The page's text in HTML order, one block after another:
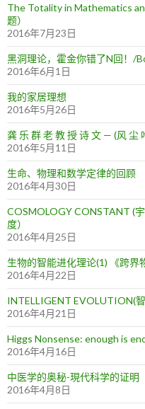
The Totality in Mathematics
题）
2016年7月23日
黑洞理论，霍金你错了N回！/
2016年6月1日
我的家居理想
2016年5月26日
龚 乐 群 老 教 授 诗 文 — (风 尘
2016年5月11日
生命、物理和数学定律的回顾
2016年4月30日
COSMOLOGY CONSTANT (
度）
2016年4月25日
生物的智能进化理论(1) 《跨界
2016年4月22日
INTELLIGENT EVOLUTION(智
2016年4月21日
Higgs Nonsense: enough is
2016年4月16日
中医学的奥秘-現代科学的证明
2016年4月8日